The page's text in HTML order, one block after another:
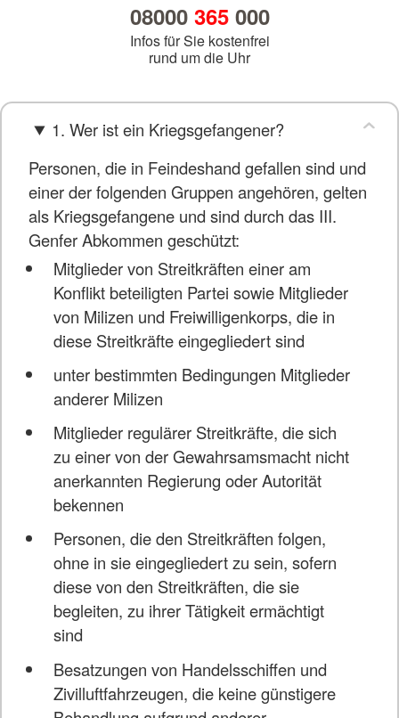
08000 365000
Infos für Sie kostenfrei
rund um die Uhr
1. Wer ist ein Kriegsgefangener?
Personen, die in Feindeshand gefallen sind und
einer der folgenden Gruppen angehören, gelten
als Kriegsgefangene und sind durch das III.
Genfer Abkommen geschützt:
Mitglieder von Streitkräften einer am
Konflikt beteiligten Partei sowie Mitglieder
von Milizen und Freiwilligenkorps, die in
diese Streitkräfte eingegliedert sind
unter bestimmten Bedingungen Mitglieder
anderer Milizen
Mitglieder regulärer Streitkräfte, die sich
zu einer von der Gewahrsamsmacht nicht
anerkannten Regierung oder Autorität
bekennen
Personen, die den Streitkräften folgen,
ohne in sie eingegliedert zu sein, sofern
diese von den Streitkräften, die sie
begleiten, zu ihrer Tätigkeit ermächtigt
sind
Besatzungen von Handelsschiffen und
Zivilluftfahrzeugen, die keine günstigere